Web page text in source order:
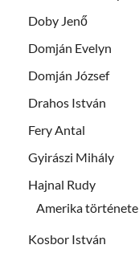
Doby Jenő
Domján Evelyn
Domján József
Drahos István
Fery Antal
Gyirászi Mihály
Hajnal Rudy
Amerika története
Kosbor István